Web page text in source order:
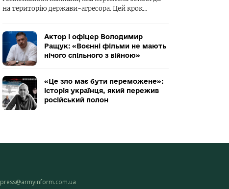
на територію держави-агресора. Цей крок…
Актор і офіцер Володимир
Ращук: «Воєнні фільми не мають
нічого спільного з війною»
«Це зло має бути переможене»:
історія українця, який пережив
російський полон
press@armyinform.com.ua